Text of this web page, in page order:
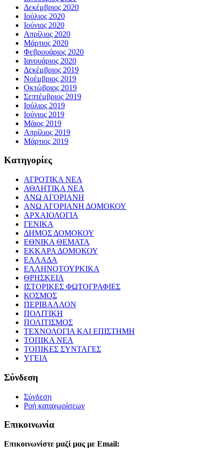
Δεκέμβριος 2020
Ιούλιος 2020
Ιούνιος 2020
Απρίλιος 2020
Μάρτιος 2020
Φεβρουάριος 2020
Ιανουάριος 2020
Δεκέμβριος 2019
Νοέμβριος 2019
Οκτώβριος 2019
Σεπτέμβριος 2019
Ιούλιος 2019
Ιούνιος 2019
Μάιος 2019
Απρίλιος 2019
Μάρτιος 2019
Kατηγορίες
ΑΓΡΟΤΙΚΑ ΝΕΑ
ΑΘΛΗΤΙΚΑ ΝΕΑ
ΑΝΩ ΑΓΟΡΙΑΝΗ
ΑΝΩ ΑΓΟΡΙΑΝΗ ΔΟΜΟΚΟΥ
ΑΡΧΑΙΟΛΟΓΙΑ
ΓΕΝΙΚΑ
ΔΗΜΟΣ ΔΟΜΟΚΟΥ
ΕΘΝΙΚΑ ΘΕΜΑΤΑ
ΕΚΚΑΡΑ ΔΟΜΟΚΟΥ
ΕΛΛΑΔΑ
ΕΛΛΗΝΟΤΟΥΡΚΙΚΑ
ΘΡΗΣΚΕΙΑ
ΙΣΤΟΡΙΚΕΣ ΦΩΤΟΓΡΑΦΙΕΣ
ΚΟΣΜΟΣ
ΠΕΡΙΒΑΛΛΟΝ
ΠΟΛΙΤΙΚΗ
ΠΟΛΙΤΙΣΜΟΣ
ΤΕΧΝΟΛΟΓΙΑ ΚΑΙ ΕΠΙΣΤΗΜΗ
ΤΟΠΙΚΑ ΝΕΑ
ΤΟΠΙΚΕΣ ΣΥΝΤΑΓΕΣ
ΥΓΕΙΑ
Σύνδεση
Σύνδεση
Ροή καταχωρίσεων
Επικοινωνία
Επικοινωνίστε μαζί μας με Email: